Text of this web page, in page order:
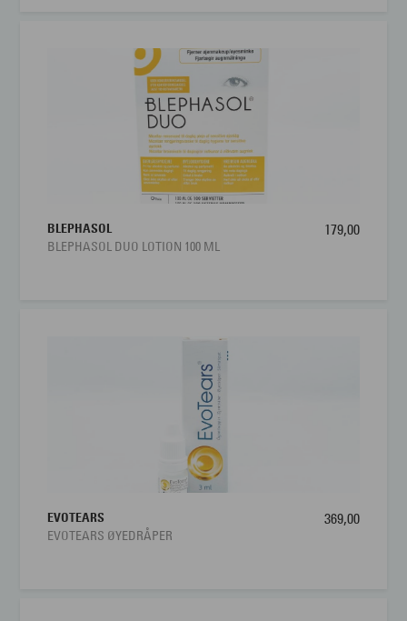
BLEPHASOL
BLEPHASOL DUO LOTION 100 ML
179,00
EVOTEARS
EVOTEARS ØYEDRÅPER
369,00